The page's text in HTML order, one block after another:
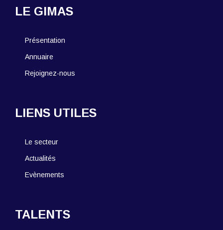
LE GIMAS
Présentation
Annuaire
Rejoignez-nous
LIENS UTILES
Le secteur
Actualités
Evènements
TALENTS